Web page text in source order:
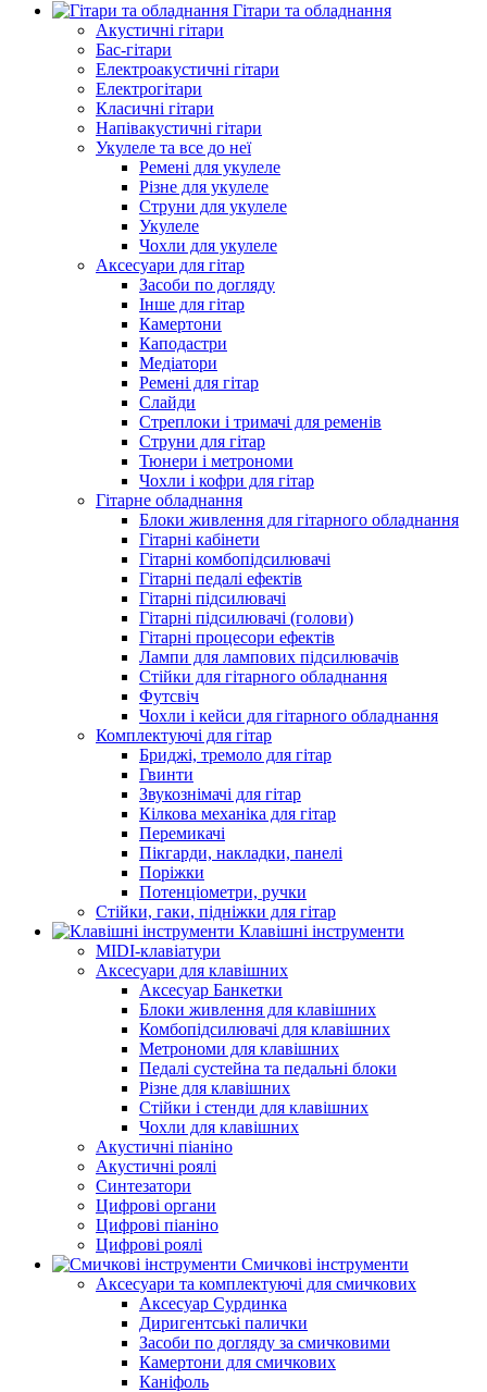
Гітари та обладнання
Акустичні гітари
Бас-гітари
Електроакустичні гітари
Електрогітари
Класичні гітари
Напівакустичні гітари
Укулеле та все до неї
Ремені для укулеле
Різне для укулеле
Струни для укулеле
Укулеле
Чохли для укулеле
Аксесуари для гітар
Засоби по догляду
Інше для гітар
Камертони
Каподастри
Медіатори
Ремені для гітар
Слайди
Стреплоки і тримачі для ременів
Струни для гітар
Тюнери і метрономи
Чохли і кофри для гітар
Гітарне обладнання
Блоки живлення для гітарного обладнання
Гітарні кабінети
Гітарні комбопідсилювачі
Гітарні педалі ефектів
Гітарні підсилювачі
Гітарні підсилювачі (голови)
Гітарні процесори ефектів
Лампи для лампових підсилювачів
Стійки для гітарного обладнання
Футсвіч
Чохли і кейси для гітарного обладнання
Комплектуючі для гітар
Бриджі, тремоло для гітар
Гвинти
Звукознімачі для гітар
Кілкова механіка для гітар
Перемикачі
Пікгарди, накладки, панелі
Поріжки
Потенціометри, ручки
Стійки, гаки, підніжки для гітар
Клавішні інструменти
MIDI-клавіатури
Аксесуари для клавішних
Аксесуар Банкетки
Блоки живлення для клавішних
Комбопідсилювачі для клавішних
Метрономи для клавішних
Педалі сустейна та педальні блоки
Різне для клавішних
Стійки і стенди для клавішних
Чохли для клавішних
Акустичні піаніно
Акустичні роялі
Синтезатори
Цифрові органи
Цифрові піаніно
Цифрові роялі
Смичкові інструменти
Аксесуари та комплектуючі для смичкових
Аксесуар Сурдинка
Диригентські палички
Засоби по догляду за смичковими
Камертони для смичкових
Каніфоль